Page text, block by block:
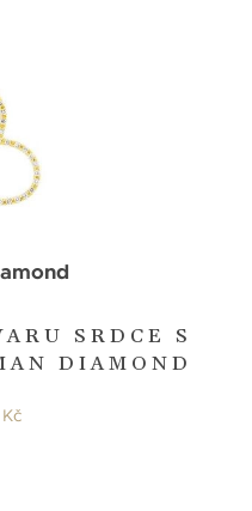
SRDCE S
DIAMOND